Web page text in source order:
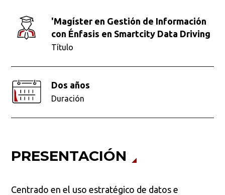
'Magíster en Gestión de Información
con Énfasis en Smartcity Data Driving
Título
Dos años
Duración
PRESENTACIÓN
Centrado en el uso estratégico de datos e